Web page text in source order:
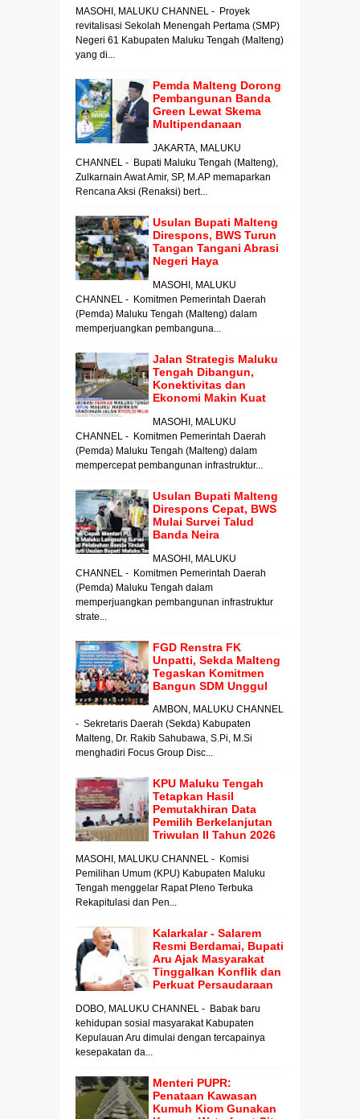
MASOHI, MALUKU CHANNEL - Proyek
revitalisasi Sekolah Menengah Pertama (SMP)
Negeri 61 Kabupaten Maluku Tengah (Malteng)
yang di...
Pemda Malteng Dorong
Pembangunan Banda
Green Lewat Skema
Multipendanaan
JAKARTA, MALUKU
CHANNEL - Bupati Maluku Tengah (Malteng),
Zulkarnain Awat Amir, SP, M.AP memaparkan
Rencana Aksi (Renaksi) bert...
Usulan Bupati Malteng
Direspons, BWS Turun
Tangan Tangani Abrasi
Negeri Haya
MASOHI, MALUKU
CHANNEL - Komitmen Pemerintah Daerah
(Pemda) Maluku Tengah (Malteng) dalam
memperjuangkan pembanguna...
Jalan Strategis Maluku
Tengah Dibangun,
Konektivitas dan
Ekonomi Makin Kuat
MASOHI, MALUKU
CHANNEL - Komitmen Pemerintah Daerah
(Pemda) Maluku Tengah (Malteng) dalam
mempercepat pembangunan infrastruktur...
Usulan Bupati Malteng
Direspons Cepat, BWS
Mulai Survei Talud
Banda Neira
MASOHI, MALUKU
CHANNEL - Komitmen Pemerintah Daerah
(Pemda) Maluku Tengah dalam
memperjuangkan pembangunan infrastruktur
strate...
FGD Renstra FK
Unpatti, Sekda Malteng
Tegaskan Komitmen
Bangun SDM Unggul
AMBON, MALUKU CHANNEL
- Sekretaris Daerah (Sekda) Kabupaten
Malteng, Dr. Rakib Sahubawa, S.Pi, M.Si
menghadiri Focus Group Disc...
KPU Maluku Tengah
Tetapkan Hasil
Pemutakhiran Data
Pemilih Berkelanjutan
Triwulan II Tahun 2026
MASOHI, MALUKU CHANNEL - Komisi
Pemilihan Umum (KPU) Kabupaten Maluku
Tengah menggelar Rapat Pleno Terbuka
Rekapitulasi dan Pen...
Kalarkalar - Salarem
Resmi Berdamai, Bupati
Aru Ajak Masyarakat
Tinggalkan Konflik dan
Perkuat Persaudaraan
DOBO, MALUKU CHANNEL - Babak baru
kehidupan sosial masyarakat Kabupaten
Kepulauan Aru dimulai dengan tercapainya
kesepakatan da...
Menteri PUPR:
Penataan Kawasan
Kumuh Kiom Gunakan